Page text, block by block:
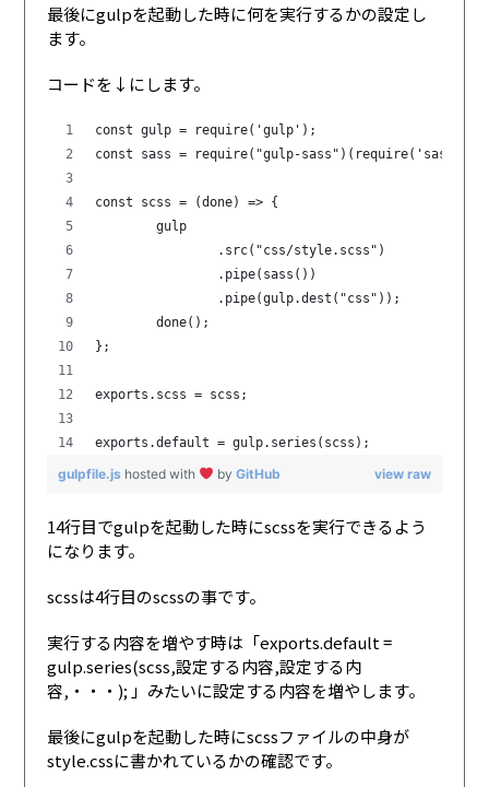
最後にgulpを起動した時に何を実行するかの設定し
ます。
コードを↓にします。
const gulp = require('gulp');
const sass = require("gulp-sass")(require('sass'));
const scss = (done) => {
	gulp
		.src("css/style.scss")
		.pipe(sass())
		.pipe(gulp.dest("css"));
	done();
};
exports.scss = scss;
exports.default = gulp.series(scss);
view raw
gulpfile.js hosted with byGitHub
14行目でgulpを起動した時にscssを実行できるよう
になります。
scssは4行目のscssの事です。
実行する内容を増やす時は「exports.default =
gulp.series(scss,設定する内容,設定する内
容,・・・ ); 」みたいに設定する内容を増やします。
最後にgulpを起動した時にscssファイルの中身が
style.cssに書かれているかの確認です。